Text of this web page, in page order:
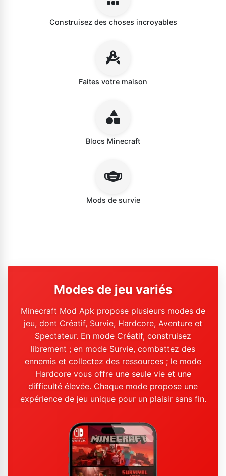
Construisez des choses incroyables
Faites votre maison
Blocs Minecraft
Mods de survie
Modes de jeu variés
Minecraft Mod Apk propose plusieurs modes de
jeu, dont Créatif, Survie, Hardcore, Aventure et
Spectateur. En mode Créatif, construisez
librement ; en mode Survie, combattez des
ennemis et collectez des ressources ; le mode
Hardcore vous offre une seule vie et une
difficulté élevée. Chaque mode propose une
expérience de jeu unique pour un plaisir sans fin.